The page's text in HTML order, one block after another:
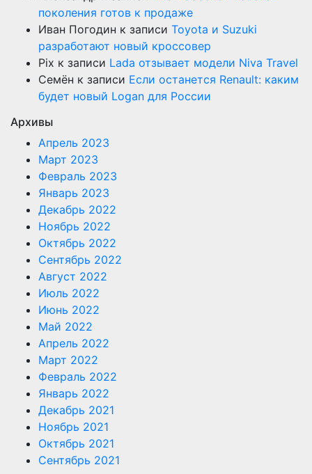
поколения готов к продаже
Иван Погодин к записи Toyota и Suzuki
разработают новый кроссовер
Pix к записи Lada отзывает модели Niva Travel
Семён к записи Если останется Renault: каким
будет новый Logan для России
Архивы
Апрель 2023
Март 2023
Февраль 2023
Январь 2023
Декабрь 2022
Ноябрь 2022
Октябрь 2022
Сентябрь 2022
Август 2022
Июль 2022
Июнь 2022
Май 2022
Апрель 2022
Март 2022
Февраль 2022
Январь 2022
Декабрь 2021
Ноябрь 2021
Октябрь 2021
Сентябрь 2021